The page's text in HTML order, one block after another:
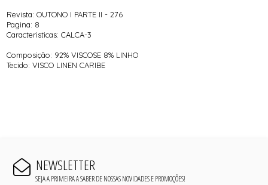
Revista: OUTONO I PARTE II - 276
Pagina: 8
Caracteristicas: CALCA-3
Composição: 92% VISCOSE 8% LINHO
Tecido: VISCO LINEN CARIBE
NEWSLETTER
SEJA A PRIMEIRA A SABER DE NOSSAS NOVIDADES E PROMOÇÕES!